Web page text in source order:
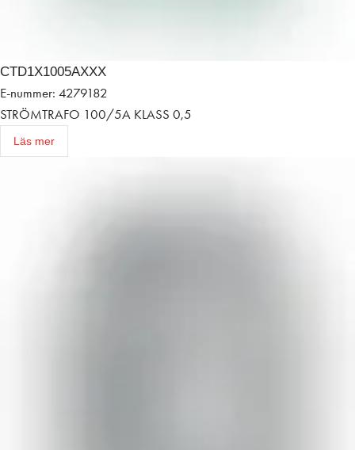
CTD1X1005AXXX
E-nummer: 4279182
STRÖMTRAFO 100/5A KLASS 0,5
Läs mer